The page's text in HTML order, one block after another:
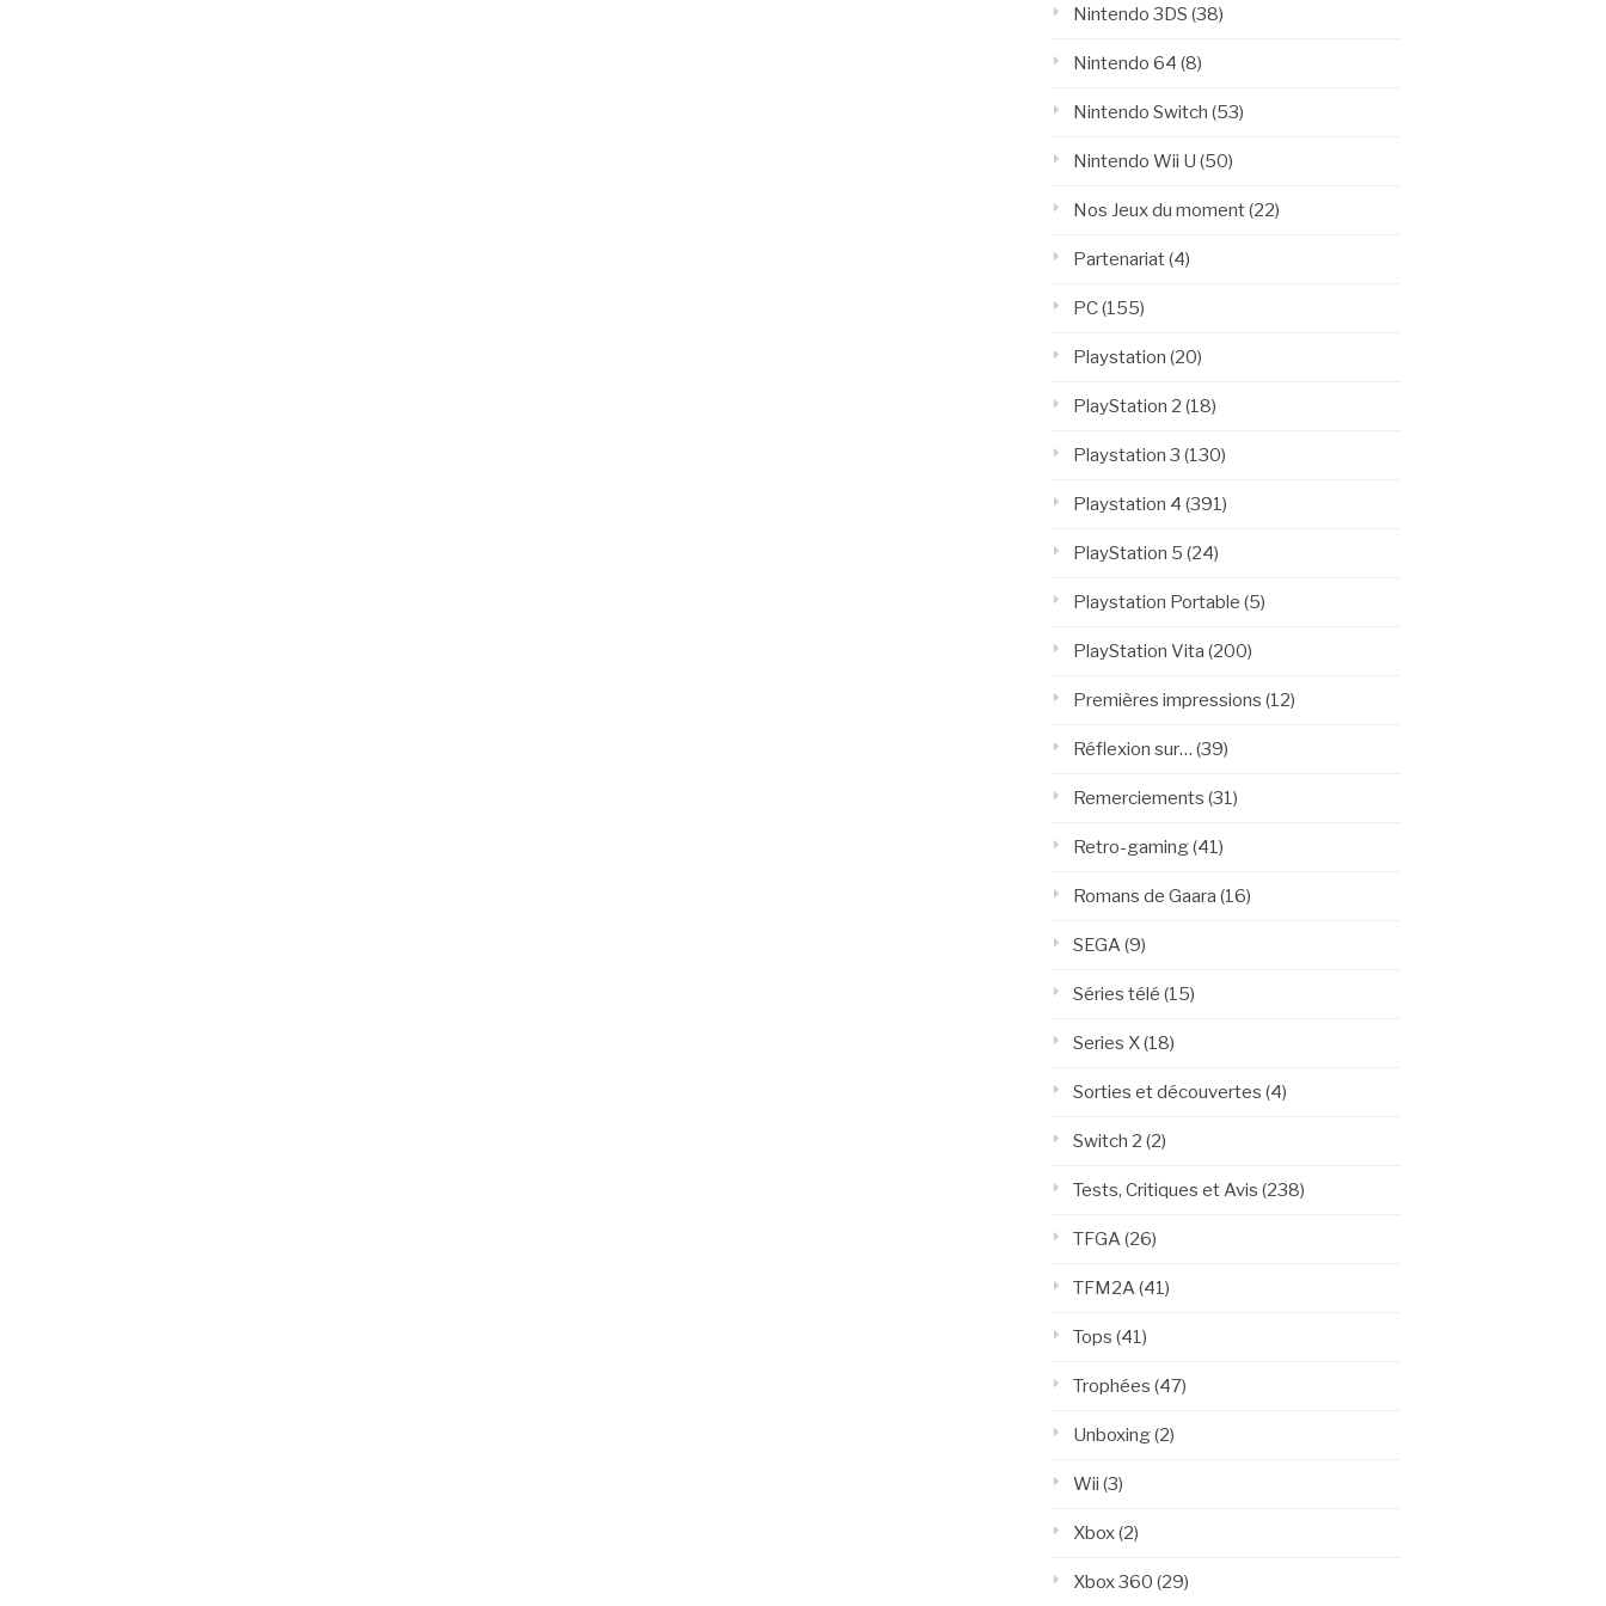
Nintendo 3DS (38)
Nintendo 64 (8)
Nintendo Switch (53)
Nintendo Wii U (50)
Nos Jeux du moment(22)
Partenariat(4)
PC(155)
Playstation (20)
PlayStation 2 (18)
Playstation 3 (130)
Playstation 4 (391)
PlayStation 5 (24)
Playstation Portable (5)
PlayStation Vita (200)
Premières impressions (12)
Réflexion sur… (39)
Remerciements (31)
Retro-gaming(41)
Romans de Gaara (16)
SEGA (9)
Séries télé (15)
Series X(18)
Sorties et découvertes (4)
Switch 2 (2)
Tests, Critiques et Avis (238)
TFGA (26)
TFM2A (41)
Tops (41)
Trophées (47)
Unboxing(2)
Wii (3)
Xbox(2)
Xbox 360 (29)